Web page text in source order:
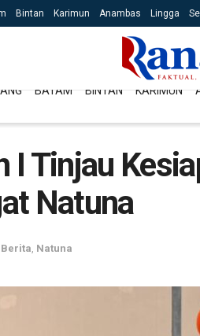
Bintan Karimun Anambas Lingga
BATAM BINTAN KARIMUN
I Tinjau
Natuna
Berita Natuna